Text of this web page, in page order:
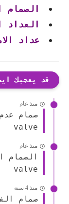
الصمام
العداد
عداد
قد يعجبك
منذ عام
valve
منذ عام
valve
منذ 4 سنة
صمام